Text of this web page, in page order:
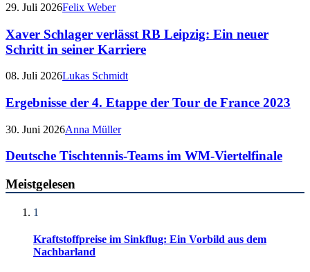
29. Juli 2026Felix Weber
Xaver Schlager verlässt RB Leipzig: Ein neuer
Schritt in seiner Karriere
08. Juli 2026Lukas Schmidt
Ergebnisse der 4. Etappe der Tour de France 2023
30. Juni 2026Anna Müller
Deutsche Tischtennis-Teams im WM-Viertelfinale
Meistgelesen
1
Kraftstoffpreise im Sinkflug: Ein Vorbild aus dem
Nachbarland